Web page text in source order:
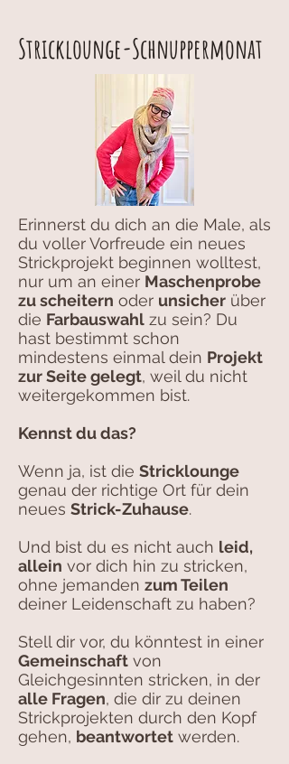
Stricklounge-Schnuppermonat
Erinnerst du dich an die Male, als
du voller Vorfreude ein neues
Strickprojekt beginnen wolltest,
nur um an einer Maschenprobe
zu scheitern oder unsicher über
die Farbauswahl zu sein? Du
hast bestimmt schon
mindestens einmal dein Projekt
zur Seite gelegt, weil du nicht
weitergekommen bist.
Kennst du das?
Wenn ja, ist die Stricklounge
genau der richtige Ort für dein
neues Strick-Zuhause.
Und bist du es nicht auch leid,
allein vor dich hin zu stricken,
ohne jemanden zum Teilen
deiner Leidenschaft zu haben?
Stell dir vor, du könntest in einer
Gemeinschaft von
Gleichgesinnten stricken, in der
alle Fragen, die dir zu deinen
Strickprojekten durch den Kopf
gehen, beantwortet werden.